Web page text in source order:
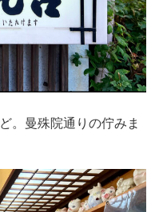
。曼殊院通りの佇みま